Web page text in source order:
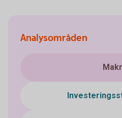
Analysområden